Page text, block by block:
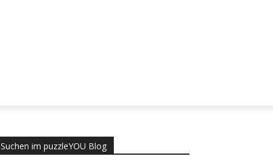
Suchen im puzzleYOU Blog